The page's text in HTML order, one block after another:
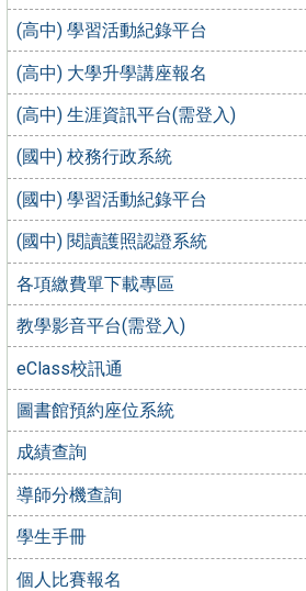
(高中) 學習活動紀錄平台
(高中) 大學升學講座報名
(高中) 生涯資訊平台(需登入)
(國中) 校務行政系統
(國中) 學習活動紀錄平台
(國中) 閱讀護照認證系統
各項繳費單下載專區
教學影音平台(需登入)
eClass校訊通
圖書館預約座位系統
成績查詢
導師分機查詢
學生手冊
個人比賽報名